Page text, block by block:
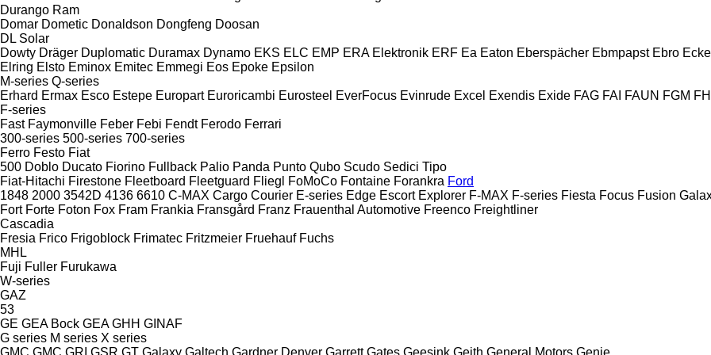
Durango Ram
Domar Dometic Donaldson Dongfeng Doosan
DL Solar
Dowty Dräger Duplomatic Duramax Dynamo EKS ELC EMP ERA Elektronik ERF Ea Eaton Eberspächer Ebmpapst Ebro
Elring Elsto Eminox Emitec Emmegi Eos Epoke Epsilon
M-series Q-series
Erhard Ermax Esco Estepe Europart Euroricambi Eurosteel EverFocus Evinrude Excel Exendis Exide FAG FAI FAUN FGM
F-series
Fast Faymonville Feber Febi Fendt Ferodo Ferrari
300-series 500-series 700-series
Ferro Festo Fiat
500 Doblo Ducato Fiorino Fullback Palio Panda Punto Qubo Scudo Sedici Tipo
Fiat-Hitachi Firestone Fleetboard Fleetguard Fliegl FoMoCo Fontaine Forankra Ford
1848 2000 3542D 4136 6610 C-MAX Cargo Courier E-series Edge Escort Explorer F-MAX F-series Fiesta Focus Fusion
Fort Forte Foton Fox Fram Frankia Fransgård Franz Frauenthal Automotive Freenco Freightliner
Cascadia
Fresia Frico Frigoblock Frimatec Fritzmeier Fruehauf Fuchs
MHL
Fuji Fuller Furukawa
W-series
GAZ
53
GE GEA Bock GEA GHH GINAF
G series M series X series
GMC GMC GRI GSR GT Galaxy Galtech Gardner Denver Garrett Gates Geesink Geith General Motors Genie